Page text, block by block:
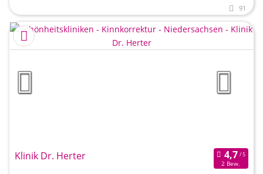
91
Klinik Dr. Herter
2 Bew.